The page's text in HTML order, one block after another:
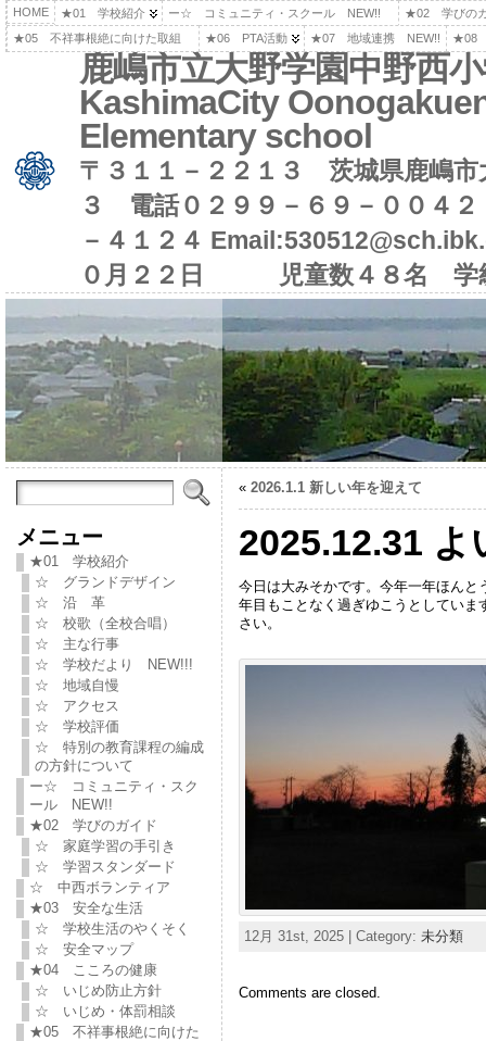
HOME ★01 学校紹介 ー☆ コミュニティ・スクール NEW!!
★02 学びの
★05 不祥事根絶に向けた取組
★06 PTA活動 ★07 地域連携 NEW!! ★08
鹿嶋市立大野学園中野西
KashimaCity
Elementary school
〒３１１－２２１３ 茨城県鹿嶋市
３ 電話０２９９－６９－００４
－４１２４
０月２２日 児童数４８名 学級
メニュー
★01 学校紹介
☆ グランドデザイン
☆ 沿 革
☆ 校歌（全校合唱）
☆ 主な行事
☆ 学校だより NEW!!!
☆ 地域自慢
☆ アクセス
☆ 学校評価
☆ 特別の教育課程の編成
の方針について
ー☆ コミュニティ・スク
ール NEW!!
★02 学びのガイド
☆ 家庭学習の手引き
☆ 学習スタンダード
☆ 中西ボランティア
★03 安全な生活
☆ 学校生活のやくそく
☆ 安全マップ
★04 こころの健康
☆ いじめ防止方針
☆ いじめ・体罰相談
★05 不祥事根絶に向けた
« 2026.1.1 新しい年を迎えて
2025.12.31 よ
今日は大みそかです。今年一年ほん
年目もことなく過ぎゆこうとしてい
さい。
12月 31st, 2025 | Category: 未分類
Comments are closed.